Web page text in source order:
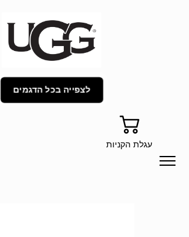
לצפייה בכל הדגמים
עגלת הקניות